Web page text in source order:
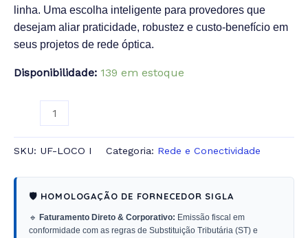
linha. Uma escolha inteligente para provedores que
desejam aliar praticidade, robustez e custo-benefício em
seus projetos de rede óptica.
Disponibilidade: 139 em estoque
SKU: UF-LOCO I Categoria: Rede e Conectividade
🛡️ HOMOLOGAÇÃO DE FORNECEDOR SIGLA
🔹 Faturamento Direto & Corporativo: Emissão fiscal em
conformidade com as regras de Substituição Tributária (ST) e